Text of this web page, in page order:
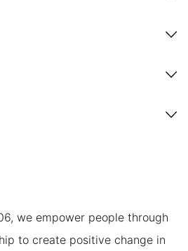
we empower people through
to create positive change in